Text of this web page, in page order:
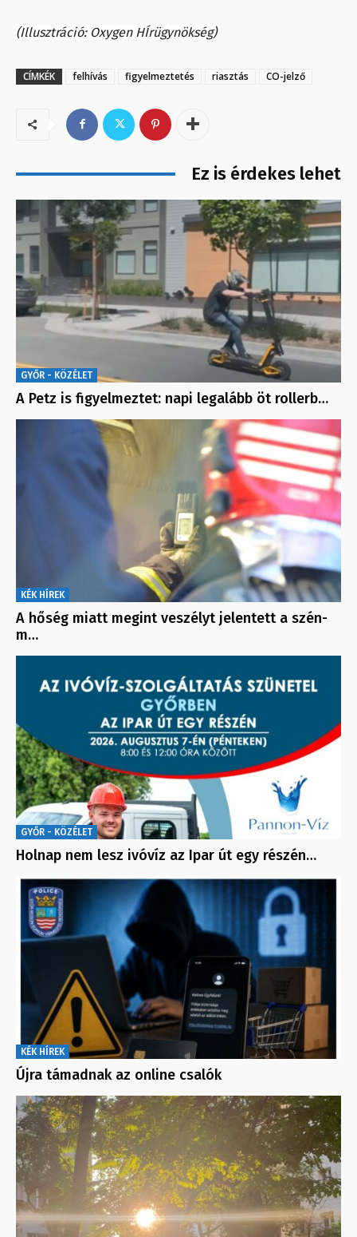
(Illusztráció: Oxygen HÍrügynökség)
CÍMKÉK felhívás figyelmeztetés riasztás CO-jelző
Ez is érdekes lehet
GYŐR - KÖZÉLET
A Petz is figyelmeztet: napi legalább öt rollerb…
KÉK HÍREK
A hőség miatt megint veszélyt jelentett a szén-
m…
GYŐR - KÖZÉLET
Holnap nem lesz ivóvíz az Ipar út egy részén…
KÉK HÍREK
Újra támadnak az online csalók